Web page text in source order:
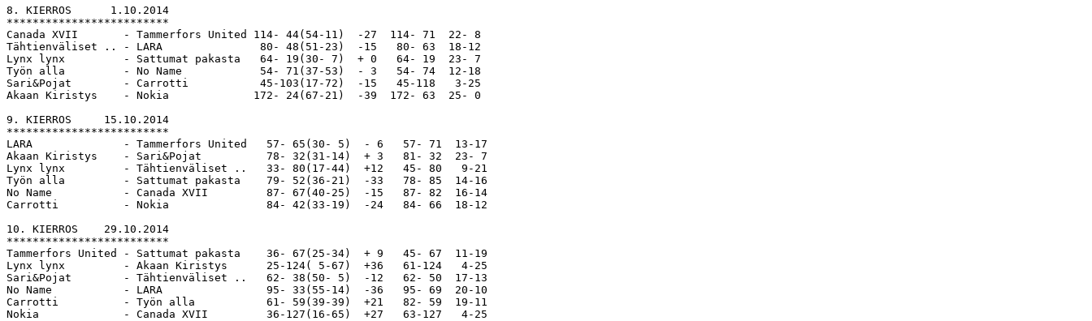
8. KIERROS      1.10.2014
*************************
Canada XVII       - Tammerfors United 114- 44(54-11)  -27  114- 71  22- 8
Tähtienväliset .. - LARA               80- 48(51-23)  -15   80- 63  18-12
Lynx lynx         - Sattumat pakasta   64- 19(30- 7)  + 0   64- 19  23- 7
Työn alla         - No Name            54- 71(37-53)  - 3   54- 74  12-18
Sari&Pojat        - Carrotti           45-103(17-72)  -15   45-118   3-25
Akaan Kiristys    - Nokia             172- 24(67-21)  -39  172- 63  25- 0
9. KIERROS     15.10.2014
*************************
LARA              - Tammerfors United   57- 65(30- 5)  - 6   57- 71  13-17
Akaan Kiristys    - Sari&Pojat          78- 32(31-14)  + 3   81- 32  23- 7
Lynx lynx         - Tähtienväliset ..   33- 80(17-44)  +12   45- 80   9-21
Työn alla         - Sattumat pakasta    79- 52(36-21)  -33   78- 85  14-16
No Name           - Canada XVII         87- 67(40-25)  -15   87- 82  16-14
Carrotti          - Nokia               84- 42(33-19)  -24   84- 66  18-12
10. KIERROS    29.10.2014
*************************
Tammerfors United - Sattumat pakasta    36- 67(25-34)  + 9   45- 67  11-19
Lynx lynx         - Akaan Kiristys      25-124( 5-67)  +36   61-124   4-25
Sari&Pojat        - Tähtienväliset ..   62- 38(50- 5)  -12   62- 50  17-13
No Name           - LARA                95- 33(55-14)  -36   95- 69  20-10
Carrotti          - Työn alla           61- 59(39-39)  +21   82- 59  19-11
Nokia             - Canada XVII         36-127(16-65)  +27   63-127   4-25